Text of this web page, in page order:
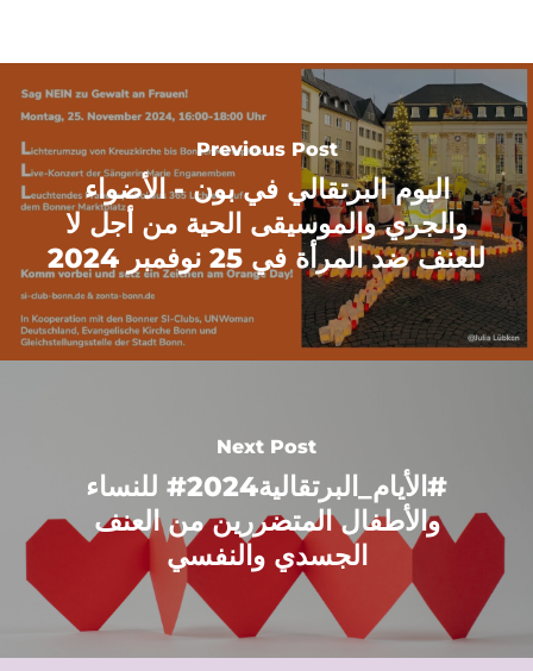
Previous Post
اليوم البرتقالي في بون - الأضواء
والجري والموسيقى الحية من أجل لا
للعنف ضد المرأة في 25 نوفمبر 2024
Next Post
#الأيام_البرتقالية2024# للنساء
والأطفال المتضررين من العنف
الجسدي والنفسي